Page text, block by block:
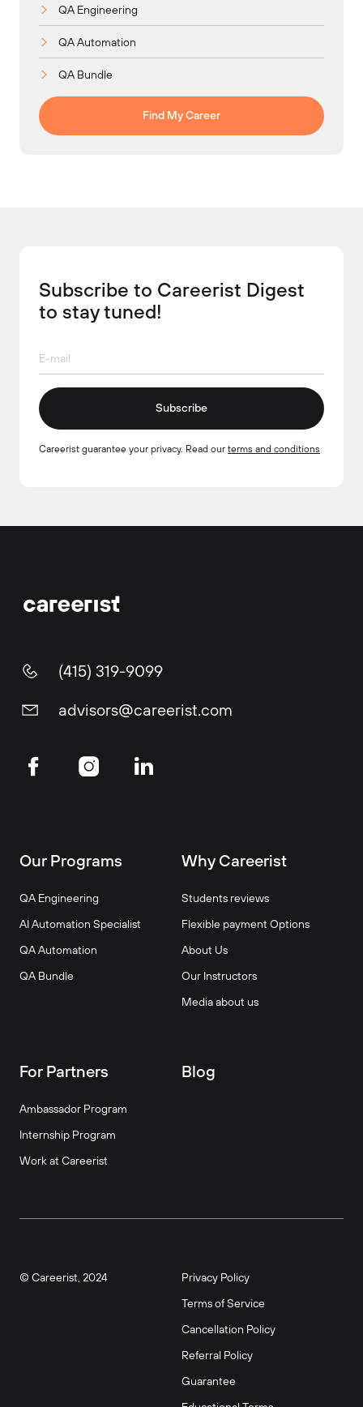
QA Engineering
QA Automation
QA Bundle
Find My Career
Subscribe to Careerist Digest
to stay tuned!
Subscribe
Careerist guarantee your privacy. Read our terms and conditions
(415) 319-9099
advisors@careerist.com
Our Programs
QA Engineering
AI Automation Specialist
QA Automation
QA Bundle
Why Careerist
Students reviews
Flexible payment Options
About Us
Our Instructors
Media about us
For Partners
Ambassador Program
Internship Program
Work at Careerist
Blog
© Careerist, 2024
Privacy Policy
Terms of Service
Cancellation Policy
Referral Policy
Guarantee